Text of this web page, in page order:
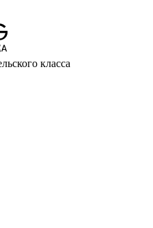
класса